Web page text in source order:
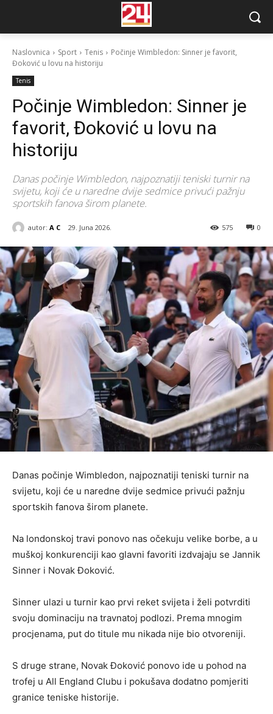
Naslovnica Sport Tenis
Počinje Wimbledon: Sinner je favorit,
Đoković u lovu na historiju
Tenis
Počinje Wimbledon: Sinner je
favorit, Đoković u lovu na
historiju
Danas počinje Wimbledon, najpoznatiji teniski turnir na
svijetu, koji će u naredne dvije sedmice privući pažnju
sportskih fanova širom planete.
autor: A C 29. Juna 2026. 0
575
Danas počinje Wimbledon, najpoznatiji teniski turnir na
svijetu, koji će u naredne dvije sedmice privući pažnju
sportskih fanova širom planete.
Na londonskoj travi ponovo nas očekuju velike borbe, a u
muškoj konkurenciji kao glavni favoriti izdvajaju se Jannik
Sinner i Novak Đoković.
Sinner ulazi u turnir kao prvi reket svijeta i želi potvrditi
svoju dominaciju na travnatoj podlozi. Prema mnogim
procjenama, put do titule mu nikada nije bio otvoreniji.
S druge strane, Novak Đoković ponovo ide u pohod na
trofej u All England Clubu i pokušava dodatno pomjeriti
granice teniske historije.